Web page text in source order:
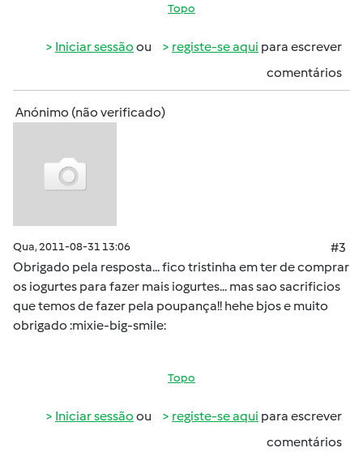
Topo
Iniciar sessão ou registe-se aqui para escrever
comentários
Anónimo (não verificado)
Qua, 2011-08-31 13:06
#3
Obrigado pela resposta... fico tristinha em ter de comprar
os iogurtes para fazer mais iogurtes... mas sao sacrificios
que temos de fazer pela poupança!! hehe bjos e muito
obrigado :mixie-big-smile:
Topo
Iniciar sessão ou registe-se aqui para escrever
comentários